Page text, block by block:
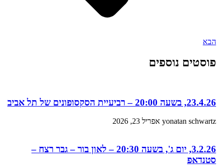
הבא
פוסטים נוספים
23.4.26, בשעה 20:00 – רביעיית הסקסופונים של תל אביב
yonatan schwartz אפריל 23, 2026
3.2.26, יום ג', בשעה 20:30 – לאון בור – גבר רצח –
סטנדאפ